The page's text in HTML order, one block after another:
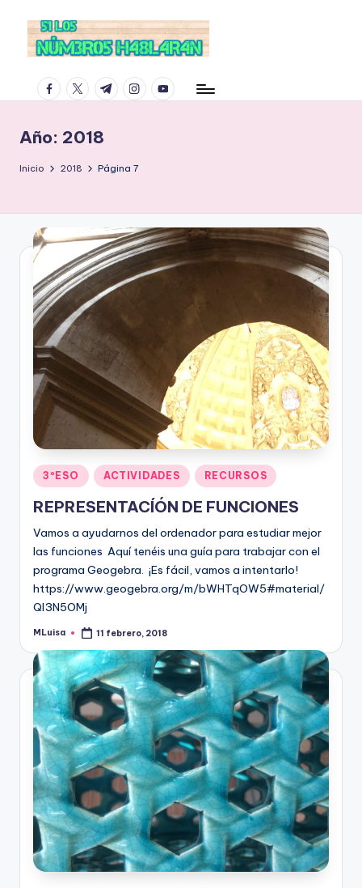
facebook.com
twitter.com
t.me instagram.com
youtube.com
Año: 2018
Inicio 2018 Página 7
Publicado
en
3ºESO ACTIVIDADES RECURSOS
REPRESENTACÍÓN DE FUNCIONES
Vamos a ayudarnos del ordenador para estudiar mejor
las funciones Aquí tenéis una guía para trabajar con el
programa Geogebra. ¡Es fácil, vamos a intentarlo!
https://www.geogebra.org/m/bWHTqOW5#material/
QI3N5OMj
Publicado
MLuisa 11 febrero, 2018